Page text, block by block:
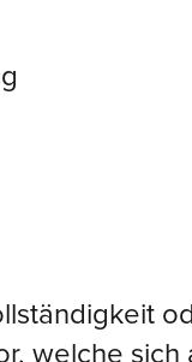
welche sich